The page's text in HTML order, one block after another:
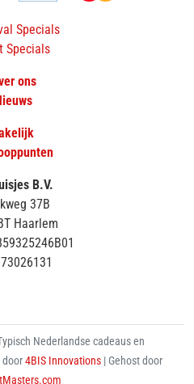
Specials
Specials
ons
B.V.
37B
Haarlem
Nederlandse cadeaus en
door4BIS Innovations | Gehost door